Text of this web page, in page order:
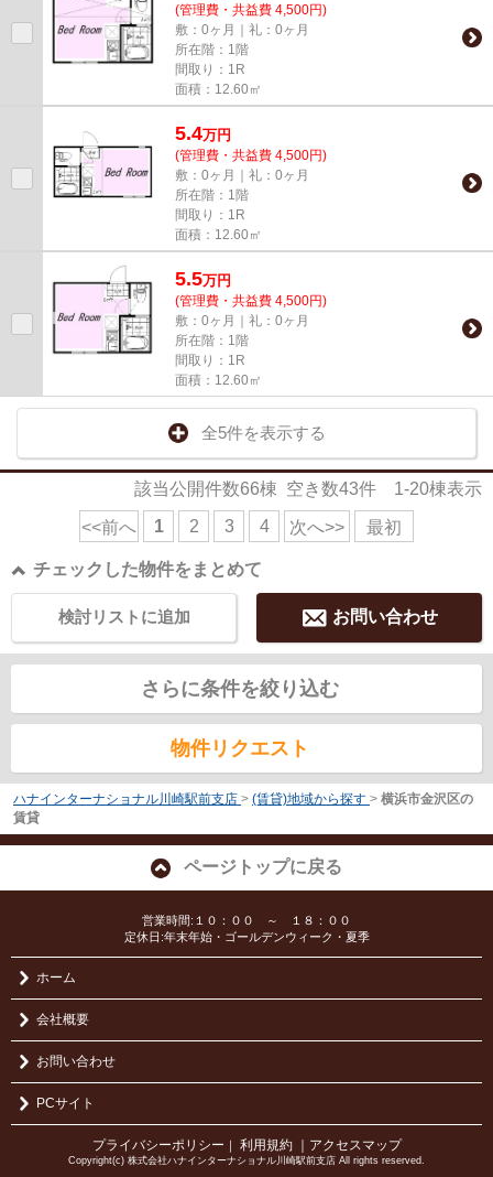
(管理費・共益費 4,500円)
敷：0ヶ月｜礼：0ヶ月
所在階：1階
間取り：1R
面積：12.60㎡
5.4万円
(管理費・共益費 4,500円)
敷：0ヶ月｜礼：0ヶ月
所在階：1階
間取り：1R
面積：12.60㎡
5.5万円
(管理費・共益費 4,500円)
敷：0ヶ月｜礼：0ヶ月
所在階：1階
間取り：1R
面積：12.60㎡
全5件を表示する
該当公開件数66棟 空き数43件 1-20棟表示
<<前へ 1 2 3 4 次へ>> 最初
チェックした物件をまとめて
お問い合わせ
検討リストに追加
さらに条件を絞り込む
物件リクエスト
ハナインターナショナル川崎駅前支店 > (賃貸)地域から探す > 横浜市金沢区の
賃貸
ページトップに戻る
営業時間:１０：００ ～ １８：００
定休日:年末年始・ゴールデンウィーク・夏季
ホーム
会社概要
お問い合わせ
PCサイト
プライバシーポリシー ｜ 利用規約 ｜アクセスマップ
Copyright(c) 株式会社ハナインターナショナル川崎駅前支店 All rights reserved.